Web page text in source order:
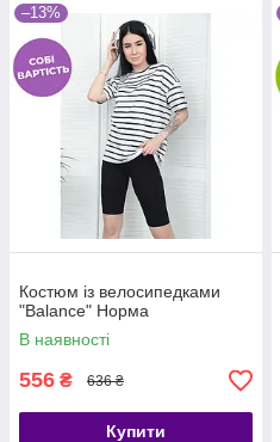
–13%
Костюм із велосипедками
"Balance" Норма
В наявності
556 ₴ 636 ₴
Купити